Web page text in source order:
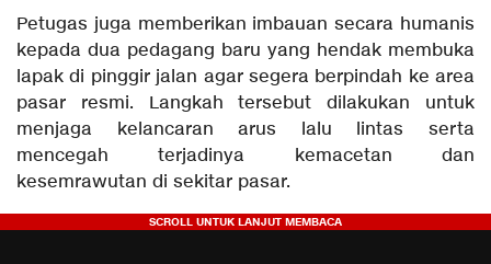
Petugas juga memberikan imbauan secara humanis
kepada dua pedagang baru yang hendak membuka
lapak di pinggir jalan agar segera berpindah ke area
pasar resmi. Langkah tersebut dilakukan untuk
menjaga kelancaran arus lalu lintas serta
mencegah terjadinya kemacetan dan
kesemrawutan di sekitar pasar.